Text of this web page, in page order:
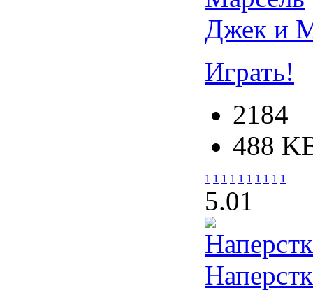
Джек и
Играть!
2184
488
1 1 1 1 1 1 1 1 1 1
5.01